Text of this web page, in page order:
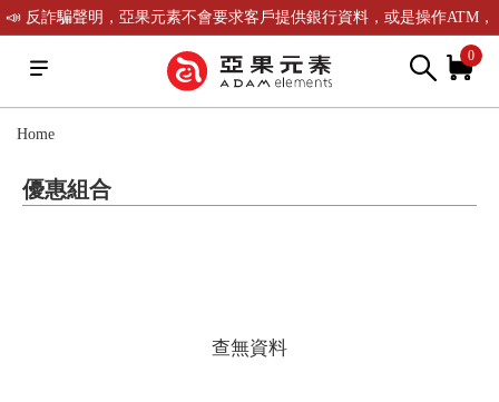
📣 反詐騙聲明，亞果元素不會要求客戶提供銀行資料，或是操作ATM，
可致電(02)-2738-9900聯繫我們或是165反詐騙電話查證！ 0
Home
優惠組合
查無資料